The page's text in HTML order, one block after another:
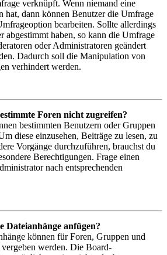
verknüpft. Wenn niemand eine
hat, dann können Benutzer die Umfrage
bearbeiten. Sollte allerdings
abgestimmt haben, so kann die Umfrage
oder Administratoren geändert
Dadurch soll die Manipulation von
verhindert werden.
Foren nicht zugreifen?
bestimmten Benutzern oder Gruppen
diese einzusehen, Beiträge zu lesen, zu
Vorgänge durchzuführen, brauchst du
Berechtigungen. Frage einen
nach entsprechenden
Dateianhänge anfügen?
können für Foren, Gruppen und
werden. Die Board-